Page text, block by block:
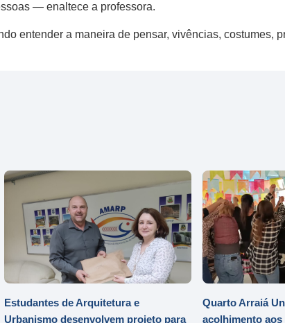
— enaltece a professora.
entender a maneira de pensar, vivências, costumes,
Estudantes de Arquitetura e
Urbanismo desenvolvem projeto para
Quarto Arraiá
acolhimento